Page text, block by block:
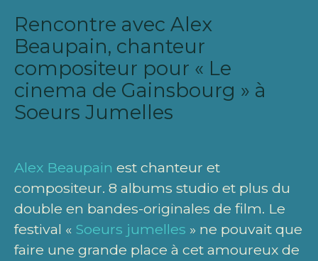
Rencontre avec Alex
Beaupain, chanteur
compositeur pour « Le
cinema de Gainsbourg » à
Soeurs Jumelles
Alex Beaupain est chanteur et
compositeur. 8 albums studio et plus du
double en bandes-originales de film. Le
festival « Soeurs jumelles » ne pouvait que
faire une grande place à cet amoureux de